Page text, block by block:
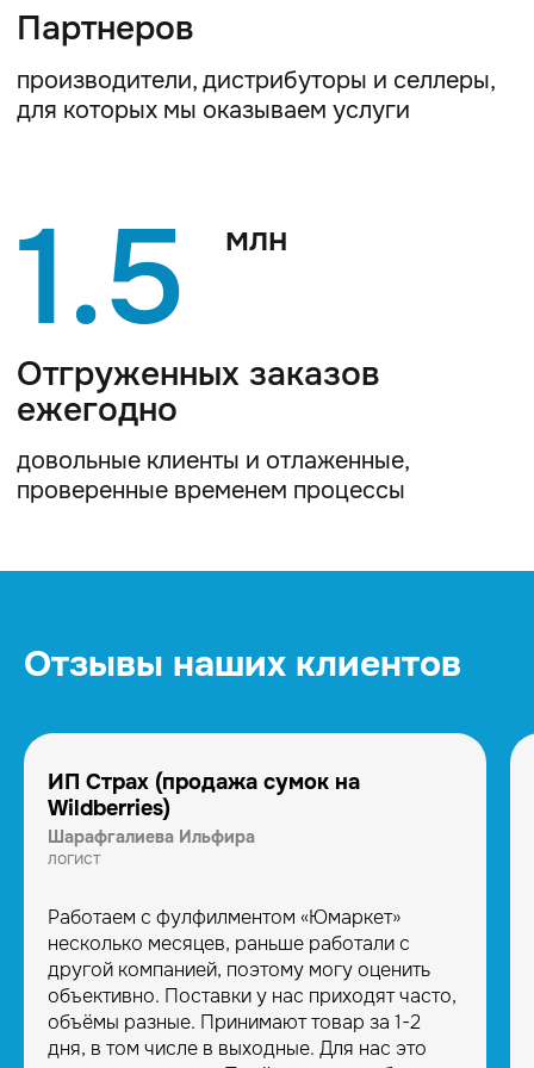
Отзывы наших клиентов
ИП Страх (продажа сумок на
Wildberries)
Шарафгалиева Ильфира
логист
Работаем с фулфилментом «Юмаркет»
несколько месяцев, раньше работали с
другой компанией, поэтому могу оценить
объективно. Поставки у нас приходят часто,
объёмы разные. Принимают товар за 1-2
дня, в том числе в выходные. Для нас это